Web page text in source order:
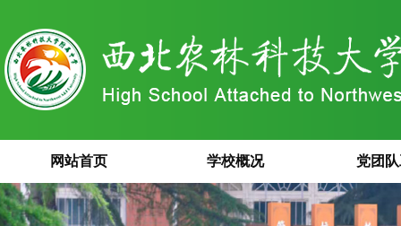
网站首页 学校概况 党团